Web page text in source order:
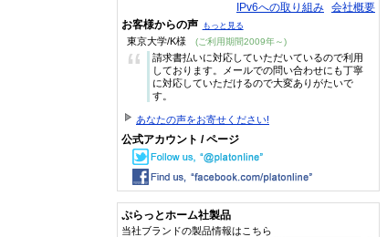
IPv6への取り組み 会社概要
お客様からの声 もっと見る
東京大学/K様 (ご利用期間2009年～)
“
請求書払いに対応していただいているので利用
しております。メールでの問い合わせにも丁寧
に対応していただけるので大変ありがたいで
す。
あなたの声をお寄せください!
公式アカウント / ページ
ぷらっとホーム社製品
当社ブランドの製品情報はこちら